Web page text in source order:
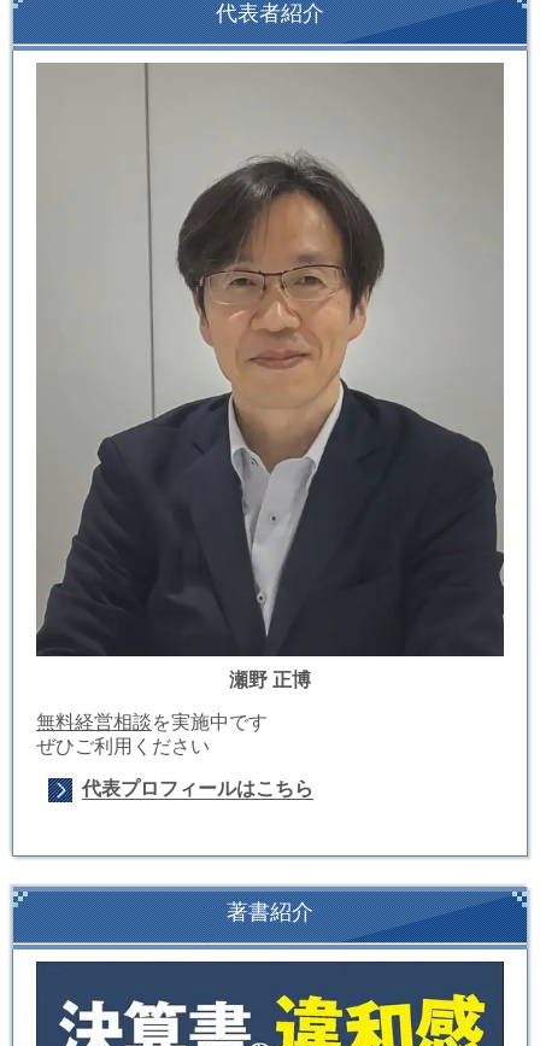
代表者紹介
瀬野 正博
無料経営相談を実施中です
ぜひご利用ください
代表プロフィールはこちら
著書紹介